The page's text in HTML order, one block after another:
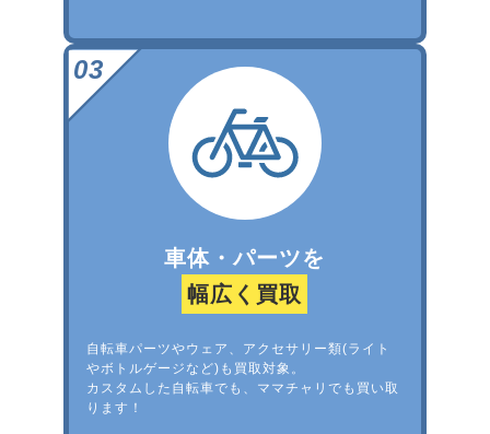
車体・パーツを
幅広く買取
自転車パーツやウェア、アクセサリー類(ライト
やボトルゲージなど)も買取対象。
カスタムした自転車でも、ママチャリでも買い取
ります！